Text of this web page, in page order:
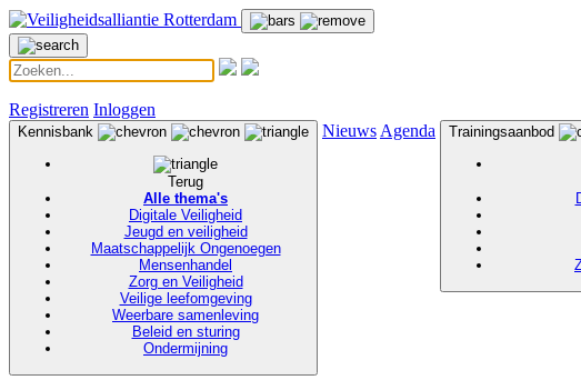
Registreren Inloggen
Kennisbank
Terug
Alle thema's
Digitale Veiligheid
Jeugd en veiligheid
Maatschappelijk Ongenoegen
Mensenhandel
Zorg en Veiligheid
Veilige leefomgeving
Weerbare samenleving
Beleid en sturing
Ondermijning
Nieuws Agenda Trainingsaanbod